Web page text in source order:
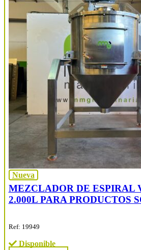
Nueva
MEZCLADOR DE ESPIRAL
2.000L PARA PRODUCTOS
Ref: 19949
Disponible